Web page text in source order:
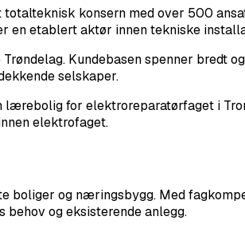
konsern med over 500
en etablert aktør innen tekniske
Kundebasen spenner
selskaper.
for elektroreparatørfaget i
elektrofaget.
og næringsbygg. Med
og eksisterende anlegg.